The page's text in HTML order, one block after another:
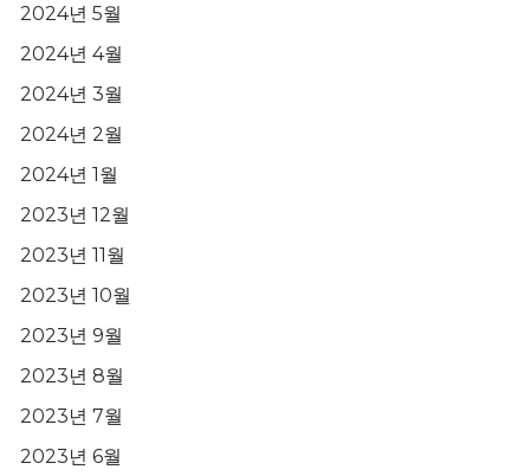
2024년 5월
2024년 4월
2024년 3월
2024년 2월
2024년 1월
2023년 12월
2023년 11월
2023년 10월
2023년 9월
2023년 8월
2023년 7월
2023년 6월